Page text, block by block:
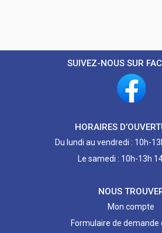
SUIVEZ-NOUS SUR
HORAIRES
Du lundi au vendredi : 10h-
Le samedi : 10h-13h
NOUS
Mon compte
Formulaire de demande